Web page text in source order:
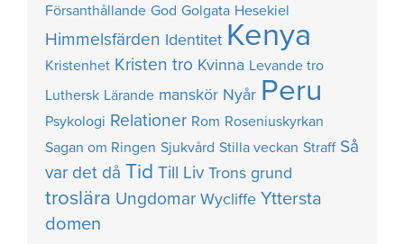
Försanthållande God Golgata Hesekiel
Himmelsfärden Identitet Kenya
Kristenhet Kristen tro Kvinna Levande tro
Luthersk Lärande manskör Nyår Peru
Psykologi Relationer Rom Roseniuskyrkan
Sagan om Ringen Sjukvård Stilla veckan Straff Så
var det då Tid Till Liv Trons grund
troslära Ungdomar Wycliffe Yttersta
domen